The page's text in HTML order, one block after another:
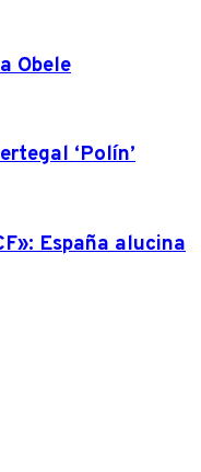
Obele
‘Polín’
España alucina